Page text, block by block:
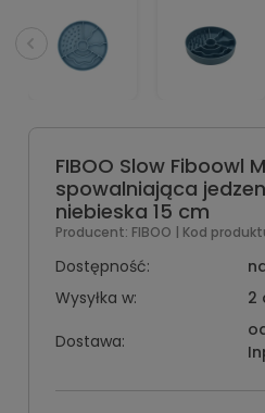
FIBOO Slow Fiboowl
spowalniająca
niebieska 15 cm
Producent: FIBOO | Kod
Dostępność:
Wysyłka w:
2
Dostawa: